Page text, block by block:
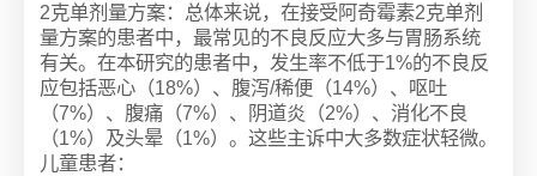
2克单剂量方案：总体来说，在接受阿奇霉素2克单剂
量方案的患者中，最常见的不良反应大多与胃肠系统
有关。在本研究的患者中，发生率不低于1%的不良反
应包括恶心（18%）、腹泻/稀便（14%）、呕吐
（7%）、腹痛（7%）、阴道炎（2%）、消化不良
（1%）及头晕（1%）。这些主诉中大多数症状轻微。
儿童患者：